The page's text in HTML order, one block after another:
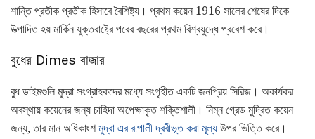
শান্তি প্রতীক প্রতীক হিসাবে বৈশিষ্ট্য। প্রথম কয়েন 1916 সালের শেষের দিকে
উত্পাদিত হয় মার্কিন যুক্তরাষ্ট্রে পরের বছরের প্রথম বিশ্বযুদ্ধে প্রবেশ করে।
বুধের Dimes বাজার
বুধ ডাইমগুলি মুদ্রা সংগ্রাহকদের মধ্যে সংগৃহীত একটি জনপ্রিয় সিরিজ। অকার্যকর
অবস্থায় কয়েনের জন্য চাহিদা অপেক্ষাকৃত শক্তিশালী। নিম্ন গ্রেড মুদ্রিত কয়েন
জন্য, তার মান অধিকাংশমুদ্রা এর রূপালী দ্রবীভূত করা মূল্য উপর ভিত্তি করে।